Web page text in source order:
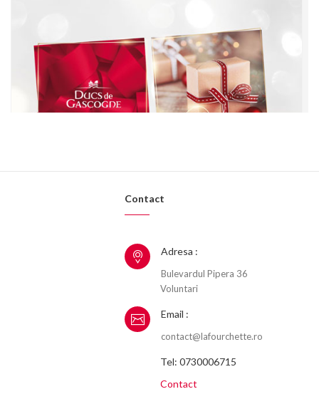
Contact
Adresa :
Bulevardul Pipera 36
Voluntari
Email :
contact@lafourchette.ro
Tel: 0730006715
Contact